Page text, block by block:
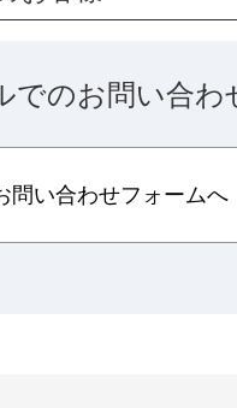
でのお問い合わ
問い合わせフォームへ